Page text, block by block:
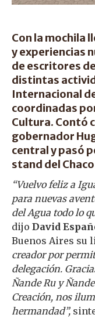
Con la mochila
y experiencias
de escritores
distintas
Internacional
coordinadas
Cultura. Contó
gobernador
central y pasó
stand del Chaco
“Vuelvo feliz a
para nuevas
del Agua todo lo
dijo David
Buenos Aires su
creador por
delegación.
Ñande Ru y
Creación, nos
hermandad”,